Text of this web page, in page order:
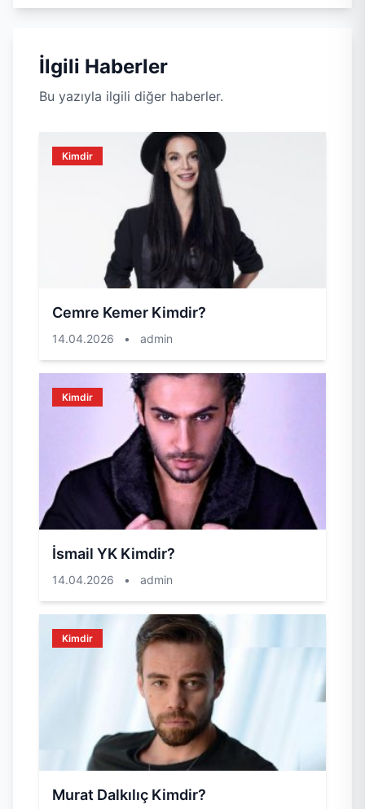
İlgili Haberler
Bu yazıyla ilgili diğer haberler.
Kimdir
Cemre Kemer Kimdir?
14.04.2026 • admin
Kimdir
İsmail YK Kimdir?
14.04.2026 • admin
Kimdir
Murat Dalkılıç Kimdir?